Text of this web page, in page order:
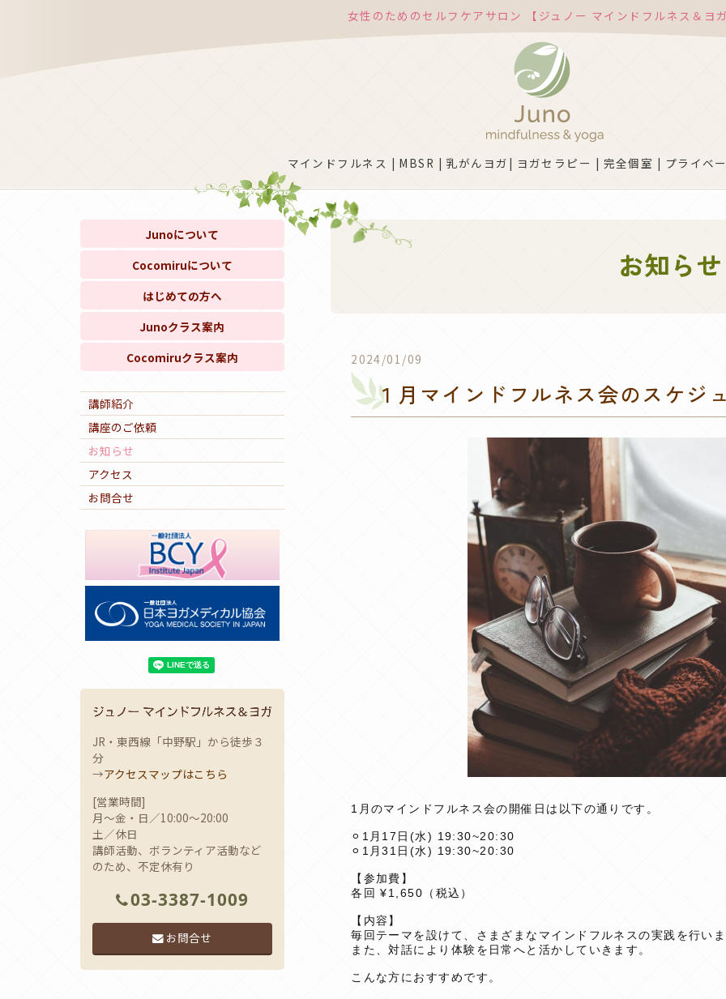
女性のためのセルフケアサロン 【ジュノー マインドフルネス＆ヨ
マインドフルネス | MBSR | 乳がんヨガ| ヨガセラピー | 完全個室 | プライベ
お知らせ
2024/01/09
１月マインドフルネス会のスケジ
1月のマインドフルネス会の開催日は以下の通りです。
⚪︎1月17日(水) 19:30~20:30
⚪︎1月31日 (水) 19:30~20:30
【参加費】
各回 ¥1,650（税込）
【内容】
毎回テーマを設けて、さまざまなマインドフルネスの実践を行い
また、対話により体験を日常へと活かしていきます。
こんな方におすすめです。
Junoについて
Cocomiruについて
はじめての方へ
Junoクラス案内
Cocomiruクラス案内
講師紹介
講座のご依頼
お知らせ
アクセス
お問合せ
JR・東西線「中野駅」から徒歩３
分
→アクセスマップはこちら
[営業時間]
月～金・日／10:00～20:00
土／休日
講師活動、ボランティア活動など
のため、不定休有り
03-3387-1009
お問合せ